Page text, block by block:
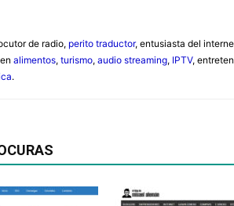
de radio, perito traductor, entusiasta del
alimentos, turismo, audio streaming, IPTV,
.